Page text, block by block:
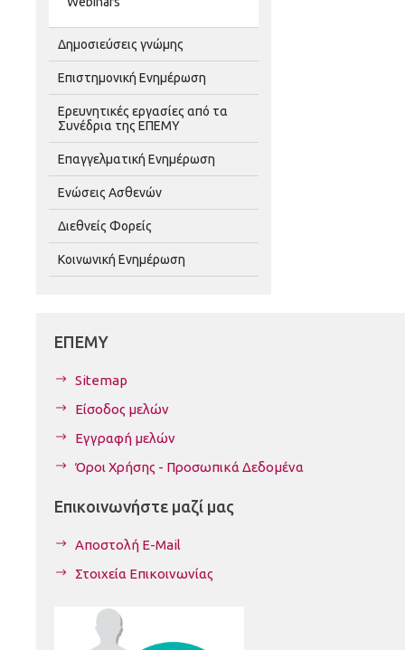
Δημοσιεύσεις γνώμης
Επιστημονική Ενημέρωση
Ερευνητικές εργασίες από τα
Συνέδρια της ΕΠΕΜΥ
Επαγγελματική Ενημέρωση
Ενώσεις Ασθενών
Διεθνείς Φορείς
Κοινωνική Ενημέρωση
ΕΠΕΜΥ
Sitemap
Είσοδος μελών
Εγγραφή μελών
Όροι Χρήσης - Προσωπικά Δεδομένα
Επικοινωνήστε μαζί μας
Αποστολή E-Mail
Στοιχεία Επικοινωνίας